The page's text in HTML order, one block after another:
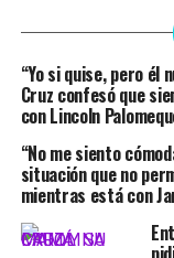
“Yo si quise, pero él
Cruz confesó que
con Lincoln
“No me siento
situación que no
mientras está con